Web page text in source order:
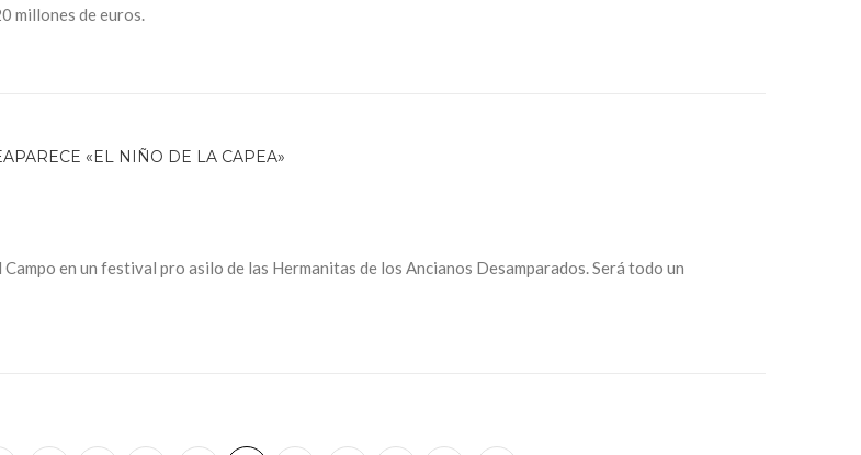
millones de euros.
en un festival pro asilo de las Hermanitas de los Ancianos Desamparados. Será todo un